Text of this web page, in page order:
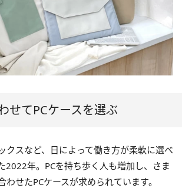
せてPCケースを選ぶ
クスなど、日によって働き方が柔軟に選べ
2022年。PCを持ち歩く人も増加し、さま
わせたPCケースが求められています。